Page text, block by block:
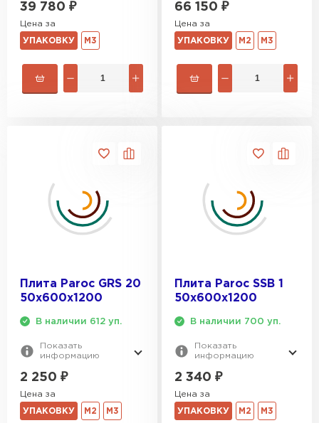
39 780 ₽
Цена за
УПАКОВКУ М3
66 150 ₽
Цена за
УПАКОВКУ М2 М3
Плита Paroc GRS 20
50х600х1200
В наличии 612 уп.
Показать
информацию
2 250 ₽
Цена за
УПАКОВКУ М2 М3
Плита Paroc SSB 1
50х600х1200
В наличии 700 уп.
Показать
информацию
2 340 ₽
Цена за
УПАКОВКУ М2 М3